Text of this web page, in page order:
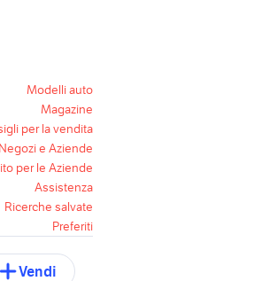
Modelli auto
Magazine
per la vendita
Negozi e Aziende
per le Aziende
Assistenza
Ricerche salvate
Preferiti
Vendi